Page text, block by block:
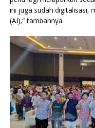
ini juga sudah digitalisasi,
(AI),” tambahnya.